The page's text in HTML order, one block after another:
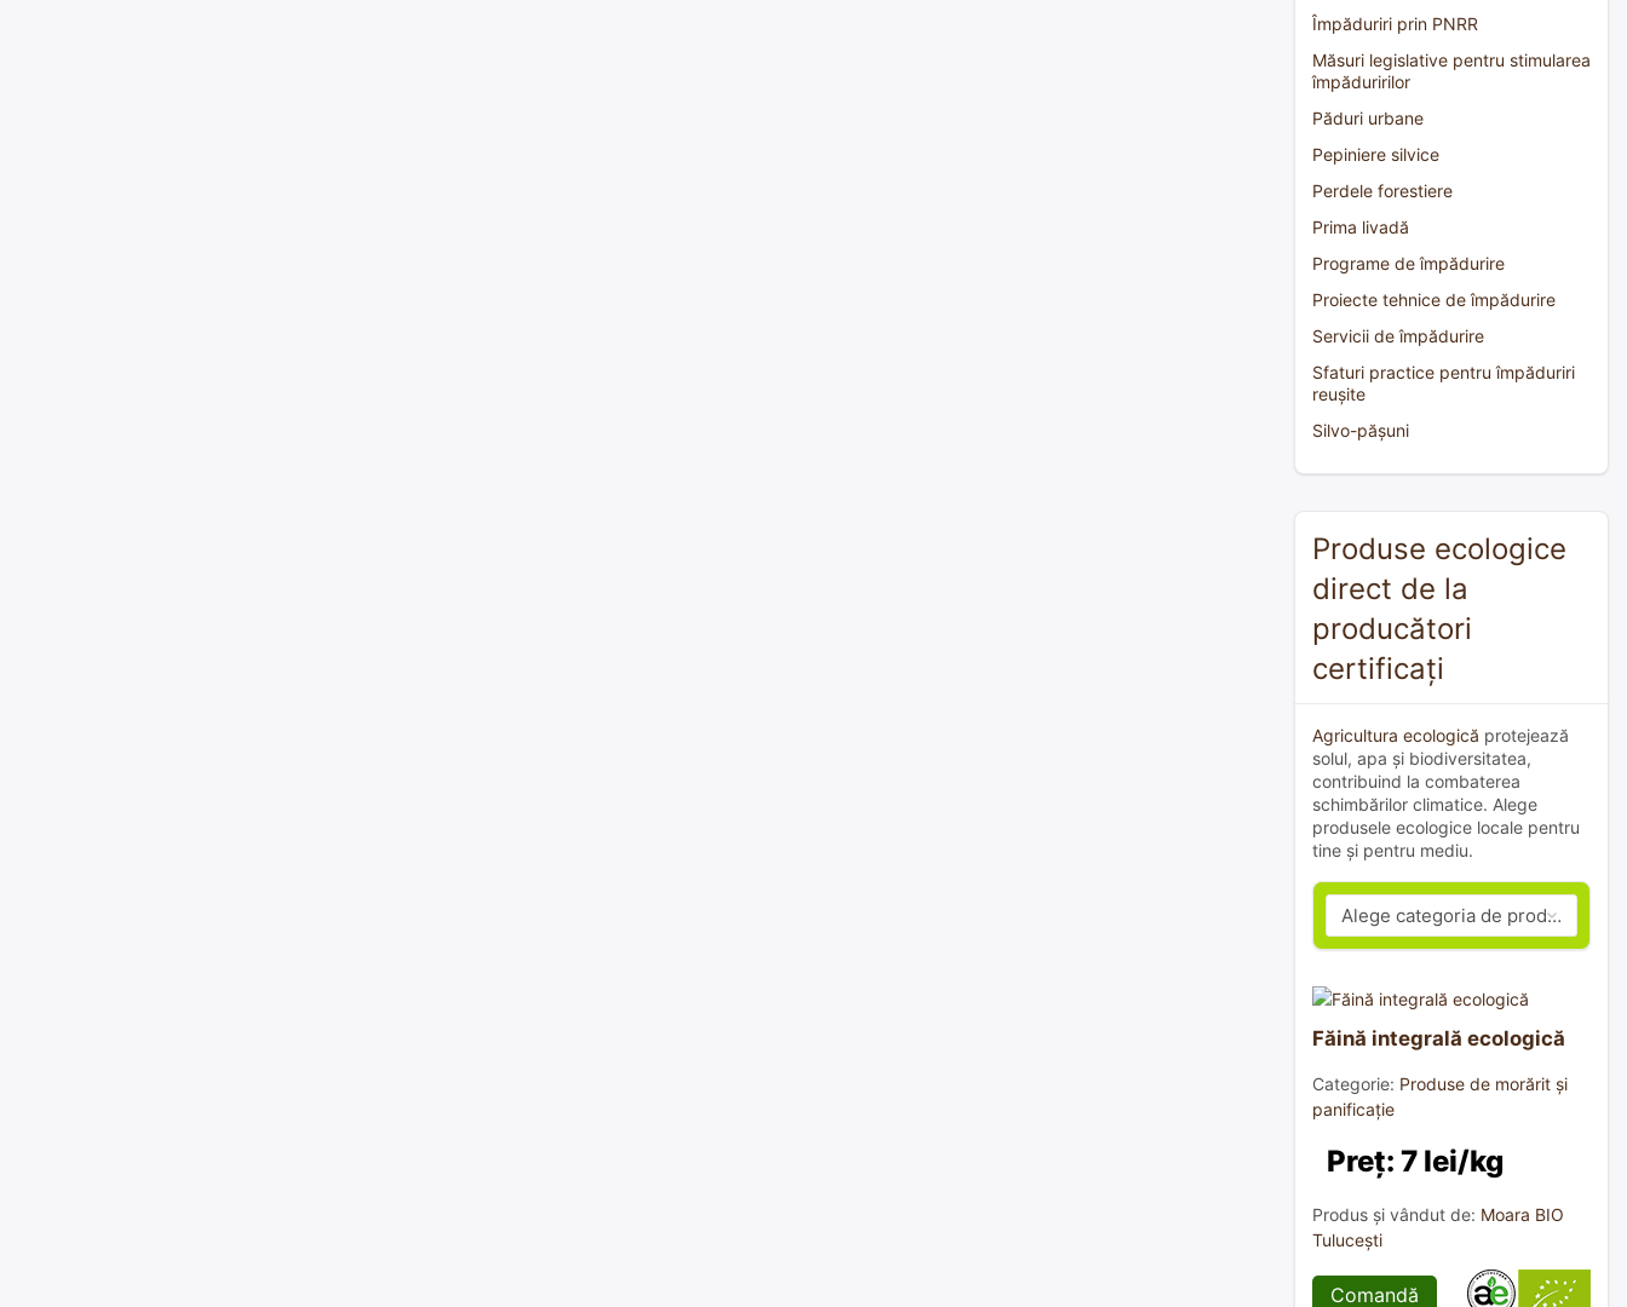
Împăduriri prin PNRR
Măsuri legislative pentru stimularea
împăduririlor
Păduri urbane
Pepiniere silvice
Perdele forestiere
Prima livadă
Programe de împădurire
Proiecte tehnice de împădurire
Servicii de împădurire
Sfaturi practice pentru împăduriri
reușite
Silvo-pășuni
Produse ecologice
direct de la
producători
certificați
Agricultura ecologică protejează
solul, apa și biodiversitatea,
contribuind la combaterea
schimbărilor climatice. Alege
produsele ecologice locale pentru
tine și pentru mediu.
Făină integrală ecologică
Categorie: Produse de morărit și
panificație
Preț: 7 lei/kg
Produs și vândut de: Moara BIO
Tulucești
Comandă